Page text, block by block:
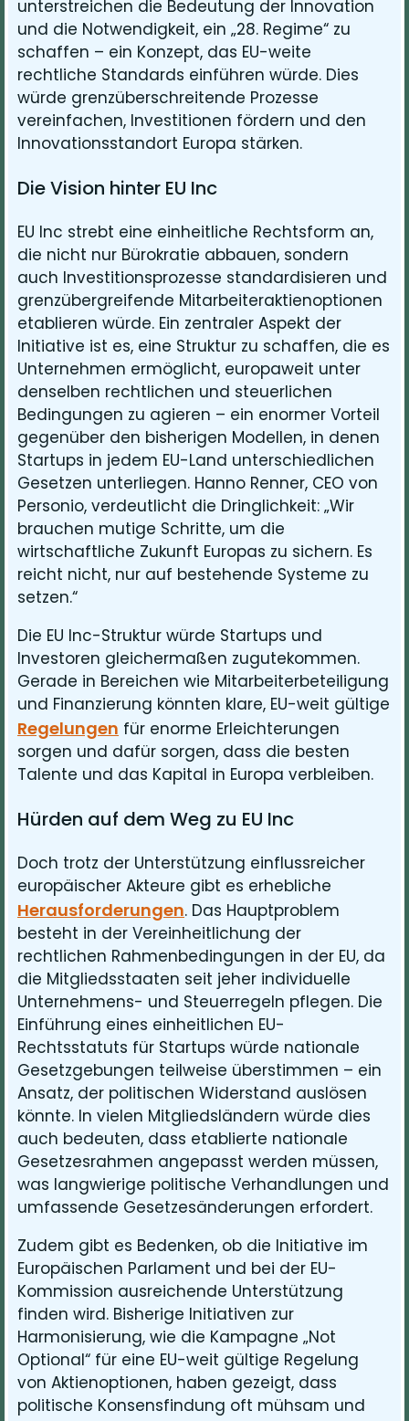
unterstreichen die Bedeutung der Innovation
und die Notwendigkeit, ein „28. Regime“ zu
schaffen – ein Konzept, das EU-weite
rechtliche Standards einführen würde. Dies
würde grenzüberschreitende Prozesse
vereinfachen, Investitionen fördern und den
Innovationsstandort Europa stärken.
Die Vision hinter EU Inc
EU Inc strebt eine einheitliche Rechtsform an,
die nicht nur Bürokratie abbauen, sondern
auch Investitionsprozesse standardisieren und
grenzübergreifende Mitarbeiteraktienoptionen
etablieren würde. Ein zentraler Aspekt der
Initiative ist es, eine Struktur zu schaffen, die es
Unternehmen ermöglicht, europaweit unter
denselben rechtlichen und steuerlichen
Bedingungen zu agieren – ein enormer Vorteil
gegenüber den bisherigen Modellen, in denen
Startups in jedem EU-Land unterschiedlichen
Gesetzen unterliegen. Hanno Renner, CEO von
Personio, verdeutlicht die Dringlichkeit: „Wir
brauchen mutige Schritte, um die
wirtschaftliche Zukunft Europas zu sichern. Es
reicht nicht, nur auf bestehende Systeme zu
setzen.“
Die EU Inc-Struktur würde Startups und
Investoren gleichermaßen zugutekommen.
Gerade in Bereichen wie Mitarbeiterbeteiligung
und Finanzierung könnten klare, EU-weit gültige
Regelungen für enorme Erleichterungen
sorgen und dafür sorgen, dass die besten
Talente und das Kapital in Europa verbleiben.
Hürden auf dem Weg zu EU Inc
Doch trotz der Unterstützung einflussreicher
europäischer Akteure gibt es erhebliche
Herausforderungen. Das Hauptproblem
besteht in der Vereinheitlichung der
rechtlichen Rahmenbedingungen in der EU, da
die Mitgliedsstaaten seit jeher individuelle
Unternehmens- und Steuerregeln pflegen. Die
Einführung eines einheitlichen EU-
Rechtsstatuts für Startups würde nationale
Gesetzgebungen teilweise überstimmen – ein
Ansatz, der politischen Widerstand auslösen
könnte. In vielen Mitgliedsländern würde dies
auch bedeuten, dass etablierte nationale
Gesetzesrahmen angepasst werden müssen,
was langwierige politische Verhandlungen und
umfassende Gesetzesänderungen erfordert.
Zudem gibt es Bedenken, ob die Initiative im
Europäischen Parlament und bei der EU-
Kommission ausreichende Unterstützung
finden wird. Bisherige Initiativen zur
Harmonisierung, wie die Kampagne „Not
Optional“ für eine EU-weit gültige Regelung
von Aktienoptionen, haben gezeigt, dass
politische Konsensfindung oft mühsam und